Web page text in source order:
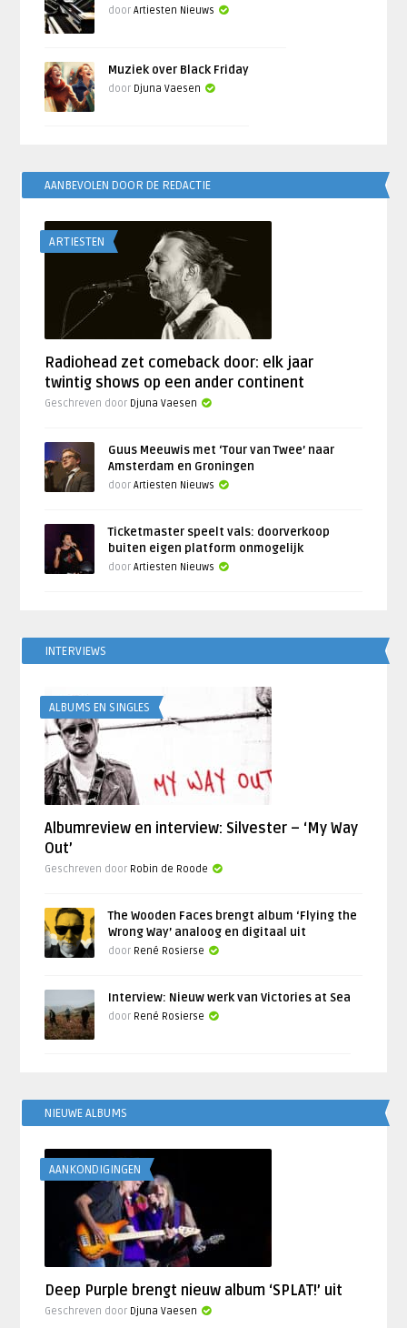
doorArtiesten Nieuws
Muziek over Black Friday
door Djuna Vaesen
AANBEVOLEN DOOR DE REDACTIE
ARTIESTEN
Radiohead zet comeback door: elk jaar
twintig shows op een ander continent
Geschreven door Djuna Vaesen
Guus Meeuwis met ‘Tour van Twee’ naar
Amsterdam en Groningen
doorArtiesten Nieuws
Ticketmaster speelt vals: doorverkoop
buiten eigen platform onmogelijk
doorArtiesten Nieuws
INTERVIEWS
ALBUMS EN SINGLES
Albumreview en interview: Silvester – ‘My Way
Out’
Geschreven door Robin de Roode
The Wooden Faces brengt album ‘Flying the
Wrong Way’ analoog en digitaal uit
door René Rosierse
Interview: Nieuw werk van Victories at Sea
door René Rosierse
NIEUWE ALBUMS
AANKONDIGINGEN
Deep Purple brengt nieuw album ‘SPLAT!’ uit
Geschreven door Djuna Vaesen